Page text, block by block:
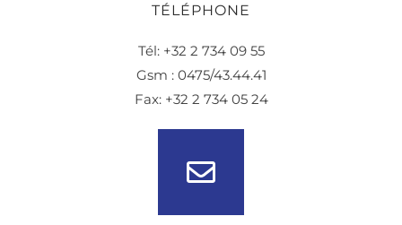
TÉLÉPHONE
Tél: +32 2 734 09 55
Gsm : 0475/43.44.41
Fax: +32 2 734 05 24